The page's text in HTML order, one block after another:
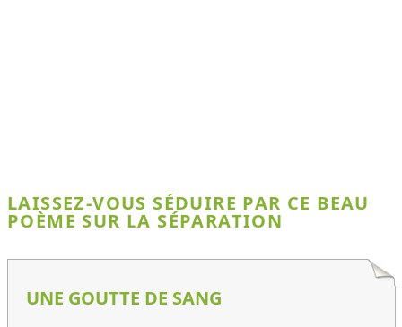
LAISSEZ-VOUS SÉDUIRE PAR CE BEAU
POÈME SUR LA SÉPARATION
UNE GOUTTE DE SANG